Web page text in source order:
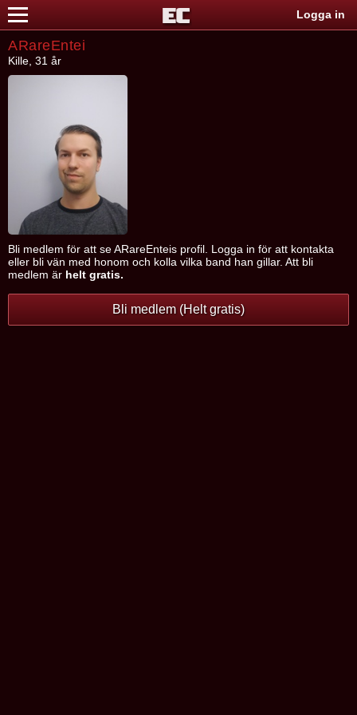
Logga in
ARareEntei
Kille, 31 år
Bli medlem för att se ARareEnteis profil. Logga in för att kontakta
eller bli vän med honom och kolla vilka band han gillar. Att bli
medlem är helt gratis.
Bli medlem (Helt gratis)